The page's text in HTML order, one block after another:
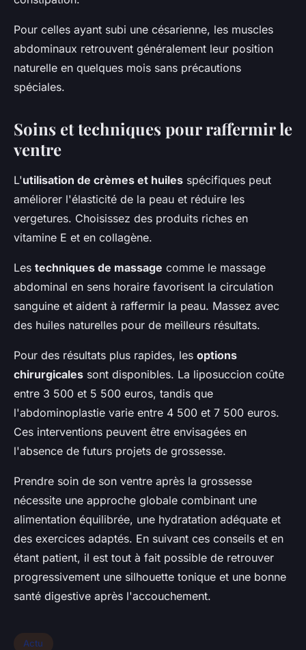
Pour celles ayant subi une césarienne, les muscles
abdominaux retrouvent généralement leur position
naturelle en quelques mois sans précautions
spéciales.
Soins et techniques pour raffermir le
ventre
L'utilisation de crèmes et huiles spécifiques peut
améliorer l'élasticité de la peau et réduire les
vergetures. Choisissez des produits riches en
vitamine E et en collagène.
Les techniques de massage comme le massage
abdominal en sens horaire favorisent la circulation
sanguine et aident à raffermir la peau. Massez avec
des huiles naturelles pour de meilleurs résultats.
Pour des résultats plus rapides, les options
chirurgicales sont disponibles. La liposuccion coûte
entre 3 500 et 5 500 euros, tandis que
l'abdominoplastie varie entre 4 500 et 7 500 euros.
Ces interventions peuvent être envisagées en
l'absence de futurs projets de grossesse.
Prendre soin de son ventre après la grossesse
nécessite une approche globale combinant une
alimentation équilibrée, une hydratation adéquate et
des exercices adaptés. En suivant ces conseils et en
étant patient, il est tout à fait possible de retrouver
progressivement une silhouette tonique et une bonne
santé digestive après l'accouchement.
Actu